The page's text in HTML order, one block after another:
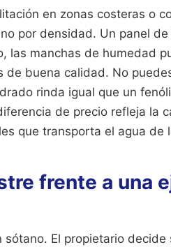
en zonas costeras o
por densidad. Un panel
las manchas de humedad
buena calidad. No
rinda igual que un
de precio refleja la
que transporta el agua de
frente a una
El propietario decide